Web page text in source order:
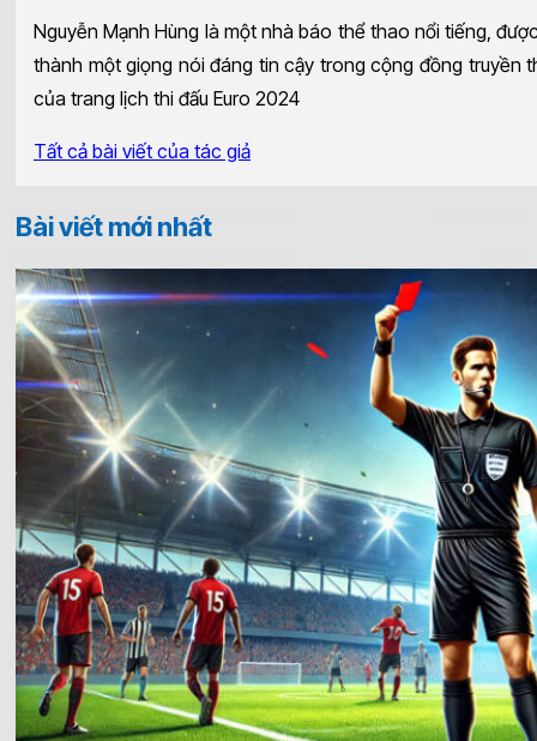
Nguyễn Mạnh Hùng là một nhà báo thể thao nổi tiếng,
thành một giọng nói đáng tin cậy trong cộng đồng truyền
của trang lịch thi đấu Euro 2024
Tất cả bài viết của tác giả
Bài viết mới nhất